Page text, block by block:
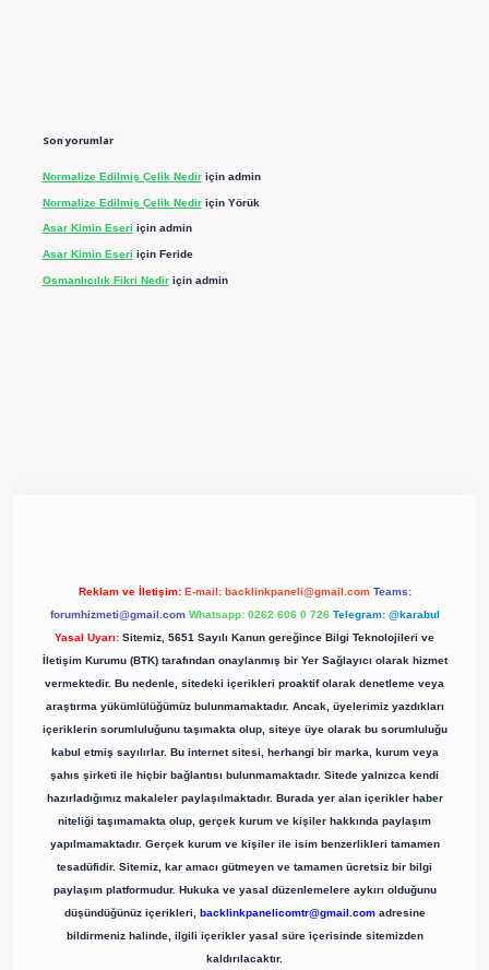
Son yorumlar
Normalize Edilmiş Çelik Nediriçin admin
Normalize Edilmiş Çelik Nediriçin Yörük
Asar Kimin Eseri için admin
Asar Kimin Eseri için Feride
Osmanlıcılık Fikri Nediriçin admin
Reklam ve İletişim: E-mail: backlinkpaneli@gmail.com Teams:
forumhizmeti@gmail.com Whatsapp: 0262 606 0 726 Telegram: @karabul
Yasal Uyarı: Sitemiz, 5651 Sayılı Kanun gereğince Bilgi Teknolojileri ve
İletişim Kurumu (BTK) tarafından onaylanmış bir Yer Sağlayıcı olarak hizmet
vermektedir. Bu nedenle, sitedeki içerikleri proaktif olarak denetleme veya
araştırma yükümlülüğümüz bulunmamaktadır. Ancak, üyelerimiz yazdıkları
içeriklerin sorumluluğunu taşımakta olup, siteye üye olarak bu sorumluluğu
kabul etmiş sayılırlar. Bu internet sitesi, herhangi bir marka, kurum veya
şahıs şirketi ile hiçbir bağlantısı bulunmamaktadır. Sitede yalnızca kendi
hazırladığımız makaleler paylaşılmaktadır. Burada yer alan içerikler haber
niteliği taşımamakta olup, gerçek kurum ve kişiler hakkında paylaşım
yapılmamaktadır. Gerçek kurum ve kişiler ile isim benzerlikleri tamamen
tesadüfidir. Sitemiz, kar amacı gütmeyen ve tamamen ücretsiz bir bilgi
paylaşım platformudur. Hukuka ve yasal düzenlemelere aykırı olduğunu
düşündüğünüz içerikleri, backlinkpanelicomtr@gmail.comadresine
bildirmeniz halinde, ilgili içerikler yasal süre içerisinde sitemizden
kaldırılacaktır.